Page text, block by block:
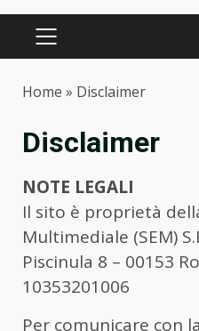
PRIMARY
Home » Disclaimer
Disclaimer
NOTE LEGALI
Il sito è proprietà
Multimediale (SEM)
Piscinula 8 – 00153
10353201006
Per comunicare con